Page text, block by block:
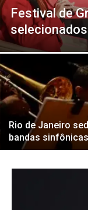
Festival de
Rio de Janeiro
bandas